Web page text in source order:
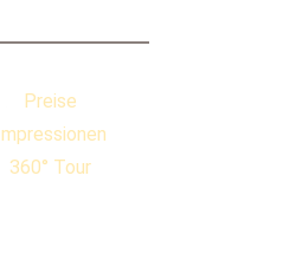
Preise
Impressionen
360° Tour